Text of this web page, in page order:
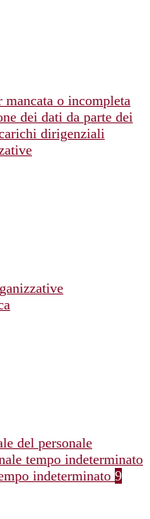
mancata o incompleta
dei dati da parte dei
dirigenziali
del personale
tempo indeterminato
indeterminato 9